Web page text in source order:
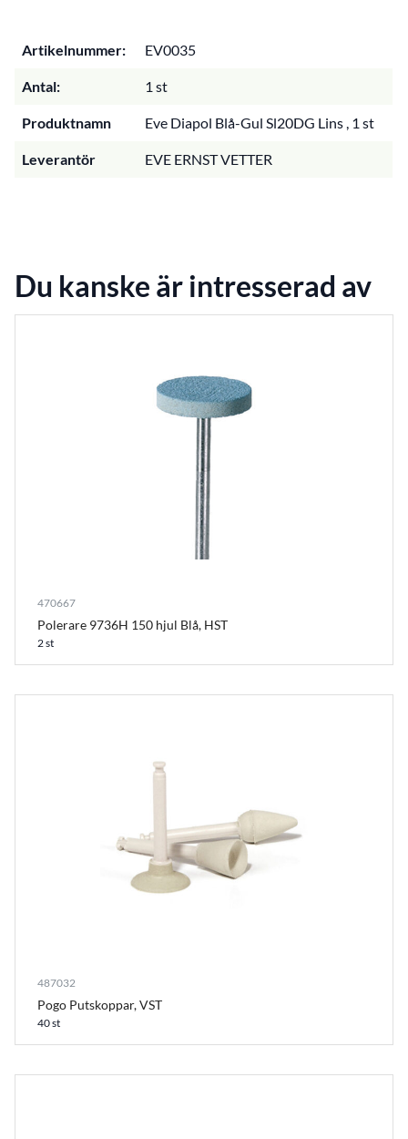
Artikelnummer: EV0035
Antal: 1 st
Produktnamn Eve Diapol Blå-Gul Sl20DG Lins , 1 st
Leverantör EVE ERNST VETTER
Du kanske är intresserad av
470667
Polerare 9736H 150 hjul Blå, HST
2 st
487032
Pogo Putskoppar, VST
40 st